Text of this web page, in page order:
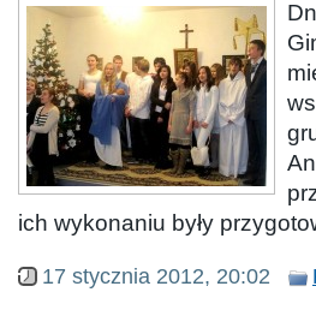
ich wykonaniu były
17 stycznia 2012, 20:02